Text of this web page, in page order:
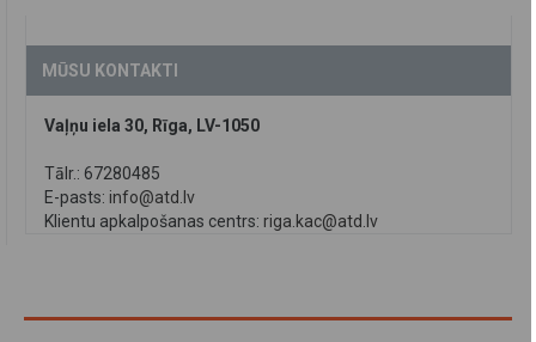
MŪSU KONTAKTI
Vaļņu iela 30, Rīga, LV-1050
Tālr.: 67280485
E-pasts: info@atd.lv
Klientu apkalpošanas centrs: riga.kac@atd.lv